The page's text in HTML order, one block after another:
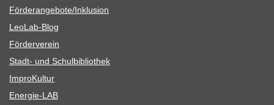
Förderangebote/​​Inklusion
Leo­Lab-Blog
För­der­ver­ein
Stadt- und Schulbibliothek
Impro­Kul­tur
Ener­­gie-LAB